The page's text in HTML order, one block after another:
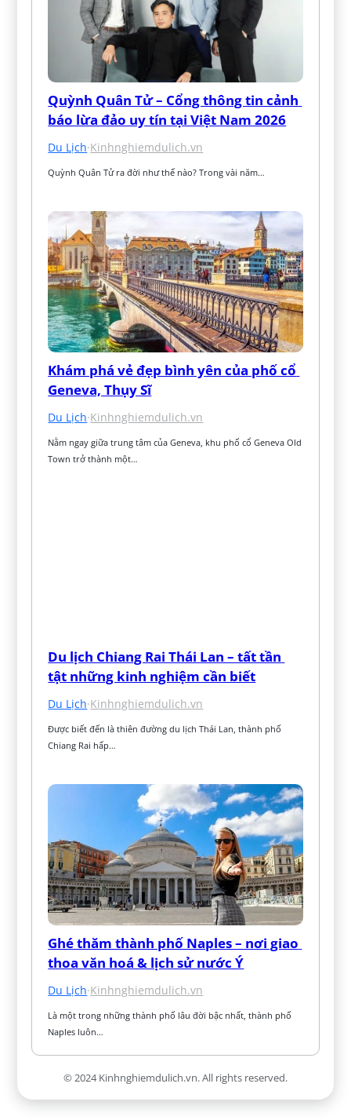
Quỳnh Quân Tử – Cổng thông tin cảnh
báo lừa đảo uy tín tại Việt Nam 2026
Du Lịch·Kinhnghiemdulich.vn
Quỳnh Quân Tử ra đời như thế nào? Trong vài năm…
Khám phá vẻ đẹp bình yên của phố cổ
Geneva, Thụy Sĩ
Du Lịch·Kinhnghiemdulich.vn
Nằm ngay giữa trung tâm của Geneva, khu phố cổ Geneva Old
Town trở thành một…
Du lịch Chiang Rai Thái Lan – tất tần
tật những kinh nghiệm cần biết
Du Lịch·Kinhnghiemdulich.vn
Được biết đến là thiên đường du lịch Thái Lan, thành phố
Chiang Rai hấp…
Ghé thăm thành phố Naples – nơi giao
thoa văn hoá & lịch sử nước Ý
Du Lịch·Kinhnghiemdulich.vn
Là một trong những thành phố lâu đời bậc nhất, thành phố
Naples luôn…
© 2024 Kinhnghiemdulich.vn. All rights reserved.